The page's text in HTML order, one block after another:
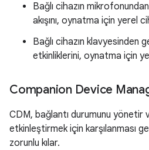
Bağlı cihazın
akışını, oynatma için yerel
Bağlı cihazın klavyesinden
etkinliklerini, oynatma için
Companion Device
CDM, bağlantı durumunu yönetir
etkinleştirmek için karşılanması
zorunlu kılar.